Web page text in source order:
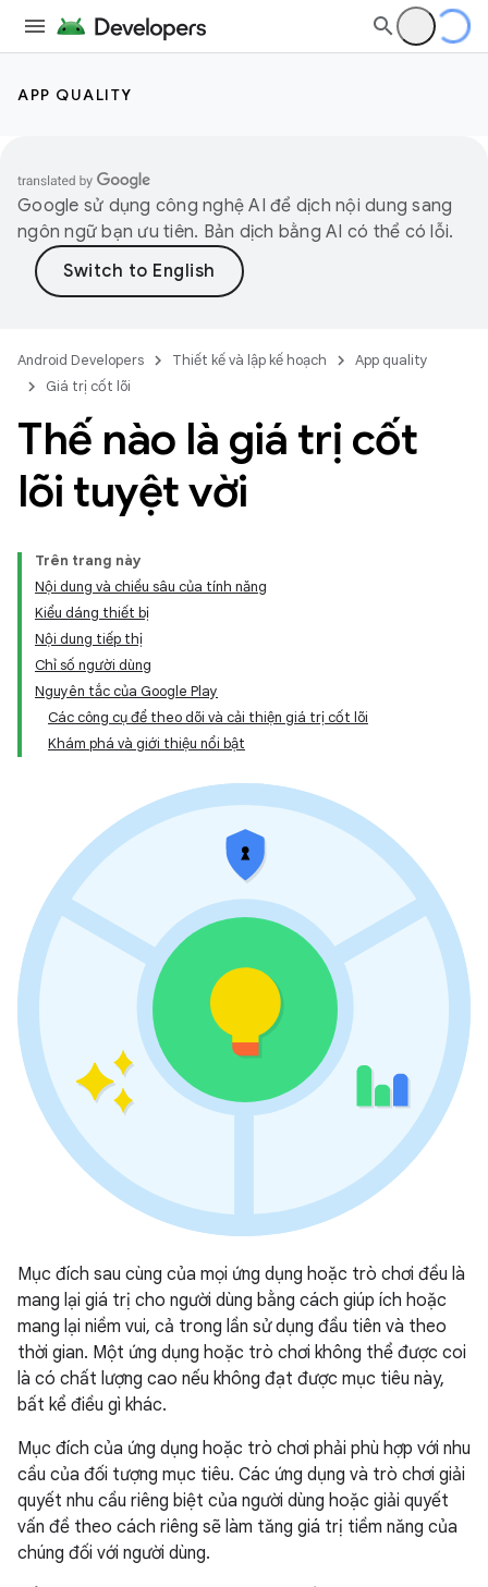
APP QUALITY
Google sử dụng công nghệ AI để dịch nội dung sang
ngôn ngữ bạn ưu tiên. Bản dịch bằng AI có thể có lỗi.
Android Developers Thiết kế và lập kế hoạch
App quality
Giá trị cốt lõi
Thế nào là giá trị cốt
lõi tuyệt vời
Trên trang này
Nội dung và chiều sâu của tính năng
Kiểu dáng thiết bị
Nội dung tiếp thị
Chỉ số người dùng
Nguyên tắc của Google Play
Các công cụ để theo dõi và cải thiện giá trị cốt lõi
Khám phá và giới thiệu nổi bật
Mục đích sau cùng của mọi ứng dụng hoặc trò chơi đều là
mang lại giá trị cho người dùng bằng cách giúp ích hoặc
mang lại niềm vui, cả trong lần sử dụng đầu tiên và theo
thời gian. Một ứng dụng hoặc trò chơi không thể được coi
là có chất lượng cao nếu không đạt được mục tiêu này,
bất kể điều gì khác.
Mục đích của ứng dụng hoặc trò chơi phải phù hợp với nhu
cầu của đối tượng mục tiêu. Các ứng dụng và trò chơi giải
quyết nhu cầu riêng biệt của người dùng hoặc giải quyết
vấn đề theo cách riêng sẽ làm tăng giá trị tiềm năng của
chúng đối với người dùng.